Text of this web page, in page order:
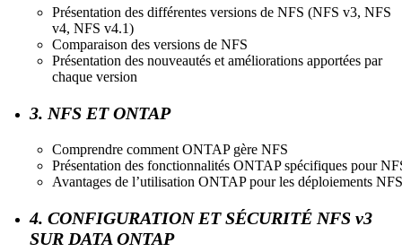
Présentation des différentes versions de NFS (NFS v3, NFS
v4, NFS v4.1)
Comparaison des versions de NFS
Présentation des nouveautés et améliorations apportées par
chaque version
3. NFS ET ONTAP
Comprendre comment ONTAP gère NFS
Présentation des fonctionnalités ONTAP spécifiques pour
Avantages de l’utilisation ONTAP pour les déploiements NFS
4. CONFIGURATION ET SÉCURITÉ NFS v3
SUR DATA ONTAP